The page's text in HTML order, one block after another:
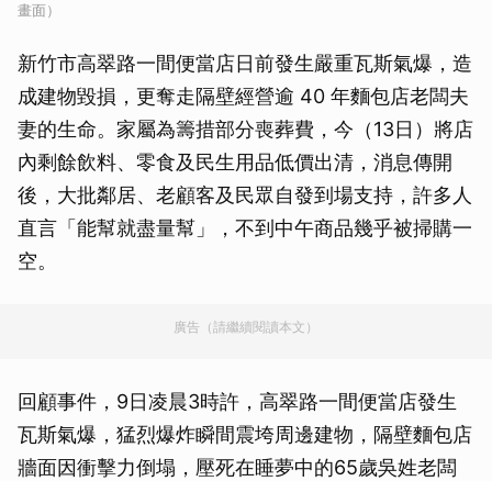
畫面）
新竹市高翠路一間便當店日前發生嚴重瓦斯氣爆，造
成建物毀損，更奪走隔壁經營逾 40 年麵包店老闆夫
妻的生命。家屬為籌措部分喪葬費，今（13日）將店
內剩餘飲料、零食及民生用品低價出清，消息傳開
後，大批鄰居、老顧客及民眾自發到場支持，許多人
直言「能幫就盡量幫」，不到中午商品幾乎被掃購一
空。
廣告（請繼續閱讀本文）
回顧事件，9日凌晨3時許，高翠路一間便當店發生
瓦斯氣爆，猛烈爆炸瞬間震垮周邊建物，隔壁麵包店
牆面因衝擊力倒塌，壓死在睡夢中的65歲吳姓老闆